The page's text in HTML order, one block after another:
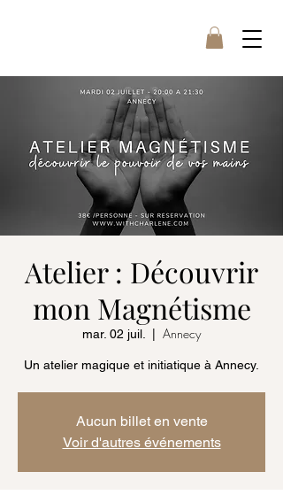
Atelier : Découvrir
mon Magnétisme
mar. 02 juil. Annecy
Un atelier magique et initiatique à Annecy.
Aucun billet en vente
Voir d'autres événements